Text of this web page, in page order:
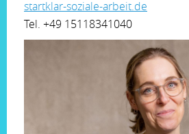
startklar-soziale-arbeit.de
Tel. +49 15118341040